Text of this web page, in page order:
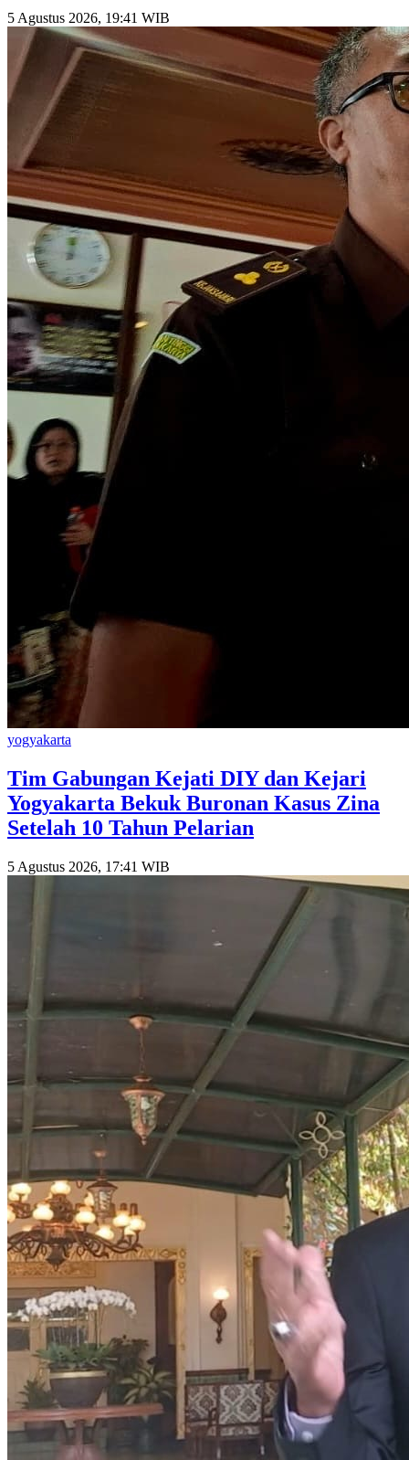
5 Agustus 2026, 19:41 WIB
yogyakarta
Tim Gabungan Kejati DIY dan Kejari
Yogyakarta Bekuk Buronan Kasus Zina
Setelah 10 Tahun Pelarian
5 Agustus 2026, 17:41 WIB